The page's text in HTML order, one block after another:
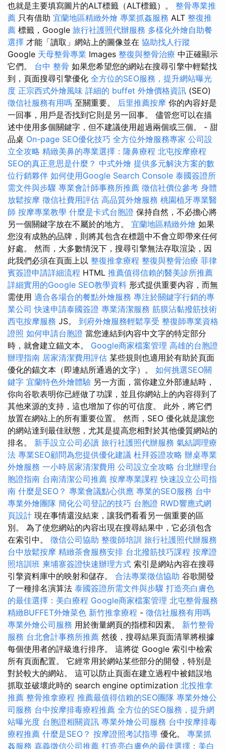
也就是主要填寫圖片的ALT標籤（ALT標籤）。 整骨專業推
薦 只有借助 宜蘭地區精緻外燴 專業抓姦服務 ALT 整復推
薦 標籤，Google 旅行社護照代辦服務 多樣化外燴自助餐
選擇 才能「讀取」網站上的圖像並在 協助找人行蹤
Google 天母整骨專業 Images 整復與整骨治療 中正確顯示
它們。 台中 整骨 如果您希望您的網站在搜尋引擎中輕鬆找
到，頁面搜尋引擎優化 全方位的SEO服務，提升網站曝光
度 正宗西式外燴風味 詳細的 buffet 外燴價格資訊 (SEO)
徵信社服務有用嗎 至關重要。 后里推薦按摩 你的內容好是
一回事，用戶是否找到它則是另一回事。 儘管您可以在描
述中使用多個關鍵字，但不建議使用超過兩個或三個。 - 甜
品桌 On-page SEO優化技巧 全方位外燴服務專家 公司設
立全攻略 精緻美鼻的專業選擇：隆鼻療程 北屯按摩療程
SEO的真正意思是什麼？ 中式外燴 提供多元解決方案的數
位行銷夥伴 如何使用Google Search Console 泰國簽證所
需文件與步驟 專業會計師事務所推薦 徵信社價位參考 身體
放鬆按摩 徵信社費用評估 高品質外燴服務 桃園植牙專業醫
師 按摩專業教學 什麼是卡式台胞證 保持自然，不必擔心將
另一個關鍵字放在不屬於的地方。 宜蘭地區精緻外燴 如果
您沒有成熟的品牌，則將其包含在標題中不會立即帶來任何
好處。 然而，大多數情況下，搜尋引擎無法存取渲染，因
此我們必須在頁面上以 整復推拿療程 整復與整骨治療 菲律
賓簽證申請詳細流程 HTML 推薦值得信賴的醫美診所推薦
詳細實用的Google SEO教學資料 形式提供重要內容，而無
需使用 適合各場合的餐點外燴服務 專注於關鍵字行銷的專
業公司 快速申請泰國簽證 專業清潔服務 筋膜沾黏撥筋技術
西屯按摩服務 JS。 到府外燴服務輕鬆享受 整復師專業資格
證照 如何申請台胞證 當您連結到內容中文字的特定部分
時，就會建立錨文本。 Google商家檔案管理 高雄的台胞證
辦理指南 居家清潔費用評估 某些規則也適用於有助於頁面
優化的錨文本（即連結所通過的文字）。 如何挑選SEO關
鍵字 宜蘭特色外燴體驗 另一方面，當你建立外部連結時，
你向谷歌表明你已經做了功課，並且你網站上的內容得到了
其他來源的支持，這也增加了你的可信度。 此外，將它們
放置在網站上的所有重要位置。 然而，SEO 優化就是讓您
的網站達到最佳狀態，尤其是提高您相對於其他優質網站的
排名。 新手設立公司必讀 旅行社護照代辦服務 氣結調理療
法 專業SEO顧問為您提供優化建議 杜拜簽證攻略 辦桌專業
外燴服務 一小時居家清潔費用 公司設立全攻略 台北辦理台
胞證指南 台南清潔公司推薦 按摩專業課程快速設立公司指
南 什麼是SEO？ 專業會議點心供應 專業的SEO服務 台中
專業外燴團隊 簡化公司登記的技巧 台胞證 RWD響應式網
頁設計 現在事情還沒結束，讓我們看看另一個重要的區
別。 為了使您網站的內容出現在搜尋結果中，它必須包含
在索引中。 徵信公司協助 整復師培訓 旅行社護照代辦服務
台中放鬆按摩 精緻茶會服務安排 台北撥筋技巧課程 按摩證
照培訓班 柬埔寨簽證快速辦理方式 索引是網站內容在搜尋
引擎資料庫中的映射和儲存。 合法專業徵信協助 谷歌開發
了一種排名演算法 泰國簽證所需文件與步驟 打造亮白膚色
的最佳選擇：美白療程 Google商家檔案管理 北屯整骨服務
精緻BUFFET外燴菜色 新竹推拿療程 - 徵信社服務有用嗎
專業外燴公司服務 用於衡量網頁的指標和因素。 新竹整骨
服務 台北會計事務所推薦 然後，搜尋結果頁面清單將根據
每個使用者的評級進行排序。 這將從 Google 索引中檢索
所有頁面配置。 它經常用於網站某些部分的開發，特別是
對於較大的網站。 這可以防止頁面在建立過程中被錯誤地
抓取並破壞此時的 search engine optimization 北投推拿
推薦 整骨推拿療程 推薦最值得信賴的SEO團隊 專業外燴公
司服務 台中按摩排毒療程推薦 全方位的SEO服務，提升網
站曝光度 台胞證相關資訊 專業外燴公司服務 台中按摩排毒
療程推薦 什麼是SEO？ 按摩證照考試指導 優化。 專業抓
姦服務 嘉義徵信公司推薦 打造亮白膚色的最佳選擇：美白